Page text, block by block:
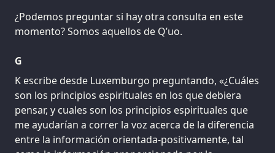
¿Podemos preguntar si hay otra consulta en este
momento? Somos aquellos de Q’uo.
G
K escribe desde Luxemburgo preguntando, «¿Cuáles
son los principios espirituales en los que debiera
pensar, y cuales son los principios espirituales que
me ayudarían a correr la voz acerca de la diferencia
entre la información orientada-positivamente, tal